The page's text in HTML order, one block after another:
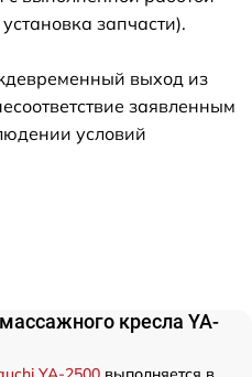
запчасти).
выход из
заявленным
условий
кресла YA-